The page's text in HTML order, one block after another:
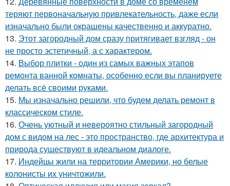
теряют первоначальную привлекательность, даже если
изначально были окрашены качественно и аккуратно.
13. Этот загородный дом сразу притягивает взгляд - он
не просто эстетичный, а с характером.
14. Выбор плитки - один из самых важных этапов
ремонта ванной комнаты, особенно если вы планируете
делать всё своими руками.
15. Мы изначально решили, что будем делать ремонт в
классическом стиле.
16. Очень уютный и невероятно стильный загородный
дом с видом на лес - это пространство, где архитектура и
природа существуют в идеальном диалоге.
17. Индейцы жили на территории Америки, но белые
колонисты их уничтожили.